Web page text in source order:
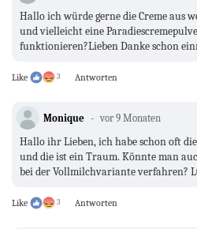
Hallo ich würde gerne die Creme aus
und vielleicht eine
funktionieren?Lieben Danke schon
Like 3 Antworten
Monique vor 9 Monaten
Hallo ihr Lieben, ich habe schon oft
und die ist ein Traum. Könnte man
bei der Vollmilchvariante verfahren?
Like 3 Antworten